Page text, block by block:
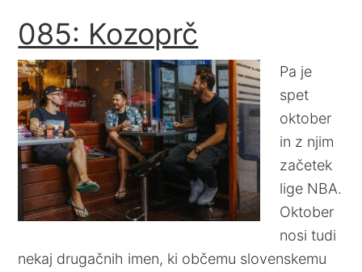
085: Kozoprč
Pa je
spet
oktober
in z njim
začetek
lige NBA.
Oktober
nosi tudi
nekaj drugačnih imen, ki občemu slovenskemu